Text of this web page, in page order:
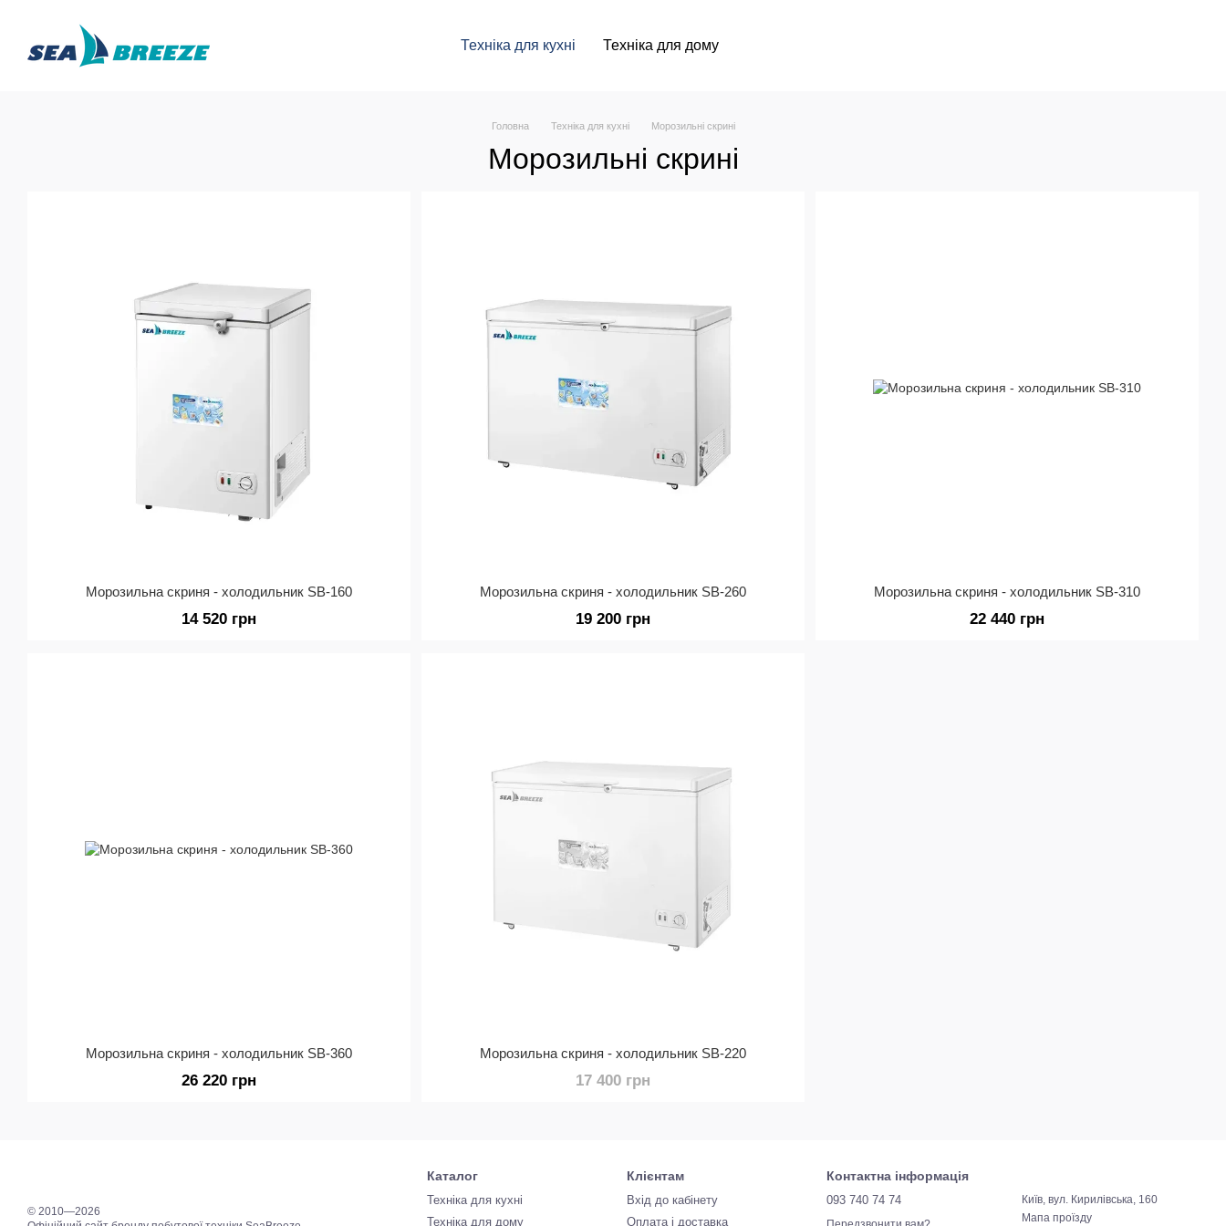
Техніка для кухні Техніка для дому
Головна Техніка для кухні Морозильні скрині
Морозильні скрині
Морозильна скриня - холодильник SB-160
14 520 грн
Морозильна скриня - холодильник SB-260
19 200 грн
Морозильна скриня - холодильник SB-310
22 440 грн
Морозильна скриня - холодильник SB-360
26 220 грн
Морозильна скриня - холодильник SB-220
17 400 грн
© 2010—2026
Каталог
Техніка для кухні
Техніка для дому
Клієнтам
Вхід до кабінету
Оплата і доставка
Контактна інформація
093 740 74 74
Київ, вул. Кирилівська, 160
Мапа проїзду